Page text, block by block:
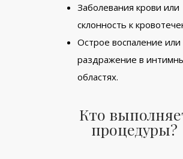
Заболевания крови или
склонность к
Острое воспаление или
раздражение в
областях.
Кто
процедуры?